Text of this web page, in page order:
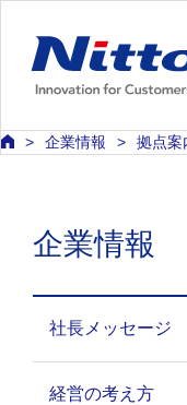
企業情報 拠点案
企業情報
社長メッセージ
経営の考え方